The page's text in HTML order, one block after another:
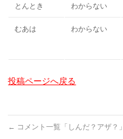
とんとき わからない
むあは わからない
投稿ページへ戻る
← コメント一覧「しんだ？アザ？」